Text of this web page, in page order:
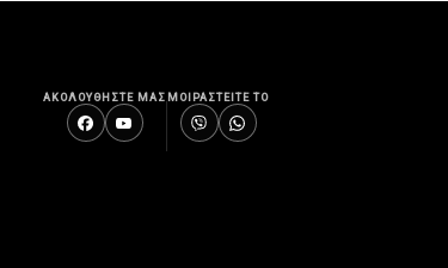
ΑΚΟΛΟΥΘΗΣΤΕ ΜΑΣ ΜΟΙΡΑΣΤΕΙΤΕ ΤΟ